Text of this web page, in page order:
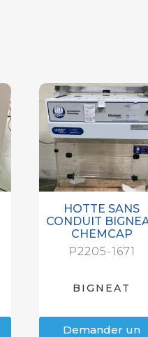
HOTTE SANS
CONDUIT
CHEMCAP
P2205-1671
BIGNEAT
Demander un